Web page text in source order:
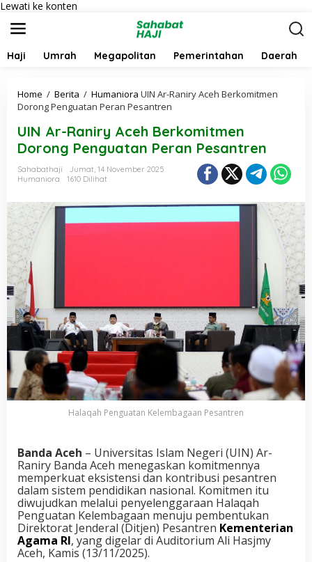
Lewati ke konten
Haji Umrah Megapolitan Pemerintahan Daerah
Home / Berita / Humaniora UIN Ar-Raniry Aceh Berkomitmen
Dorong Penguatan Peran Pesantren
UIN Ar-Raniry Aceh Berkomitmen
Dorong Penguatan Peran Pesantren
Sahabathaji
Jumat, 14 November 2025
Humaniora
1610 Dilihat
Halaqah Penguatan Kelembagaan Pesantren
Banda Aceh – Universitas Islam Negeri (UIN) Ar-
Raniry Banda Aceh menegaskan komitmennya
memperkuat eksistensi dan kontribusi pesantren
dalam sistem pendidikan nasional. Komitmen itu
diwujudkan melalui penyelenggaraan Halaqah
Penguatan Kelembagaan menuju pembentukan
Direktorat Jenderal (Ditjen) Pesantren Kementerian
Agama RI, yang digelar di Auditorium Ali Hasjmy
Aceh, Kamis (13/11/2025).